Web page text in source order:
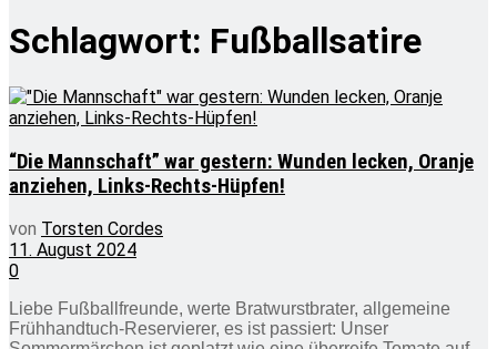
Schlagwort: Fußballsatire
“Die Mannschaft” war gestern: Wunden lecken, Oranje
anziehen, Links-Rechts-Hüpfen!
von Torsten Cordes
11. August 2024
0
Liebe Fußballfreunde, werte Bratwurstbrater, allgemeine
Frühhandtuch-Reservierer, es ist passiert: Unser